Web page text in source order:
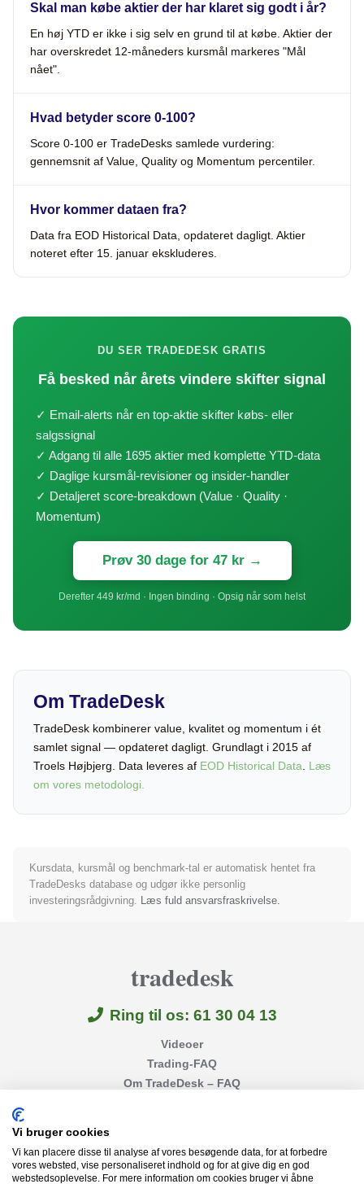
Skal man købe aktier der har klaret sig godt i år?
En høj YTD er ikke i sig selv en grund til at købe. Aktier der
har overskredet 12-måneders kursmål markeres "Mål
nået".
Hvad betyder score 0-100?
Score 0-100 er TradeDesks samlede vurdering:
gennemsnit af Value, Quality og Momentum percentiler.
Hvor kommer dataen fra?
Data fra EOD Historical Data, opdateret dagligt. Aktier
noteret efter 15. januar ekskluderes.
DU SER TRADEDESK GRATIS
Få besked når årets vindere skifter signal
✓ Email-alerts når en top-aktie skifter købs- eller
salgssignal
✓ Adgang til alle 1695 aktier med komplette YTD-data
✓ Daglige kursmål-revisioner og insider-handler
✓ Detaljeret score-breakdown (Value · Quality ·
Momentum)
Prøv 30 dage for 47 kr →
Derefter 449 kr/md · Ingen binding · Opsig når som helst
Om TradeDesk
TradeDesk kombinerer value, kvalitet og momentum i ét
samlet signal — opdateret dagligt. Grundlagt i 2015 af
Troels Højbjerg. Data leveres af EOD Historical Data
Læs
om vores metodologi.
Kursdata, kursmål og benchmark-tal er automatisk hentet fra
TradeDesks database og udgør ikke personlig
investeringsrådgivning. Læs fuld ansvarsfraskrivelse.
tradedesk
Ring til os: 61 30 04 13
Videoer
Trading-FAQ
Om TradeDesk – FAQ
Privatlivspolitik
Disclaimer
Vi bruger cookies
Vi kan placere disse til analyse af vores besøgende data, for at forbedre
vores websted, vise personaliseret indhold og for at give dig en god
webstedsoplevelse. For mere information om cookies bruger vi åbne